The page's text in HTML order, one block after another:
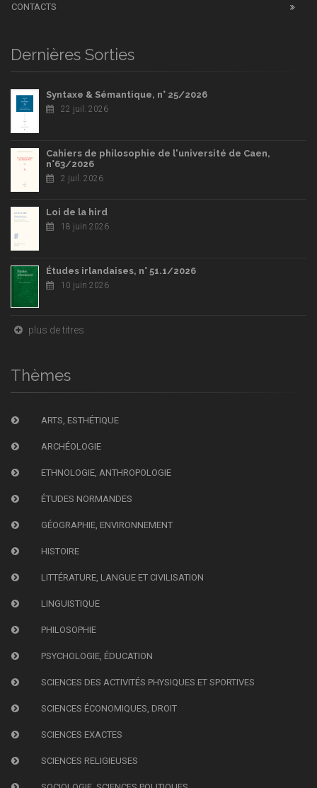
CONTACTS
Dernières Sorties
Syntaxe & Sémantique, n° 25/2026
22 juil. 2026
Cahiers de philosophie de l'université de Caen,
n°63/2026
2 juil. 2026
Loi de la hird
18 juin 2026
Études irlandaises, n° 51.1/2026
10 juin 2026
plus de titres
Thèmes
ARTS, ESTHÉTIQUE
ARCHÉOLOGIE
ETHNOLOGIE, ANTHROPOLOGIE
ÉTUDES NORMANDES
GÉOGRAPHIE, ENVIRONNEMENT
HISTOIRE
LITTÉRATURE, LANGUE ET CIVILISATION
LINGUISTIQUE
PHILOSOPHIE
PSYCHOLOGIE, ÉDUCATION
SCIENCES DES ACTIVITÉS PHYSIQUES ET SPORTIVES
SCIENCES ÉCONOMIQUES, DROIT
SCIENCES EXACTES
SCIENCES RELIGIEUSES